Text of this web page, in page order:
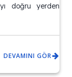
doğru yerden
DEVAMINI GÖR